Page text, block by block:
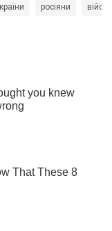
росіяни